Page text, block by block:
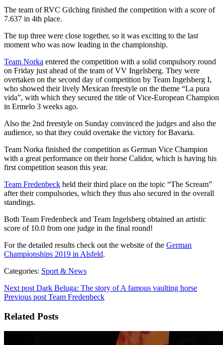
The team of RVC Gilching finished the competition with a score of
7.637 in 4th place.
The top three were close together, so it was exciting to the last
moment who was now leading in the championship.
Team Norka entered the competition with a solid compulsory round
on Friday just ahead of the team of VV Ingelsberg. They were
overtaken on the second day of competition by Team Ingelsberg I,
who showed their lively Mexican freestyle on the theme “La pura
vida”, with which they secured the title of Vice-European Champion
in Ermelo 3 weeks ago.
Also the 2nd freestyle on Sunday convinced the judges and also the
audience, so that they could overtake the victory for Bavaria.
Team Norka finished the competition as German Vice Champion
with a great performance on their horse Calidor, which is having his
first competition season this year.
Team Fredenbeck held their third place on the topic “The Scream”
after their compulsories, which they thus also secured in the overall
standings.
Both Team Fredenbeck and Team Ingelsberg obtained an artistic
score of 10.0 from one judge in the final round!
For the detailed results check out the website of the German
Championships 2019 in Alsfeld.
Categories: Sport & News
Next post Dark Beluga: The story of A famous vaulting horse
Previous post Team Fredenbeck
Related Posts